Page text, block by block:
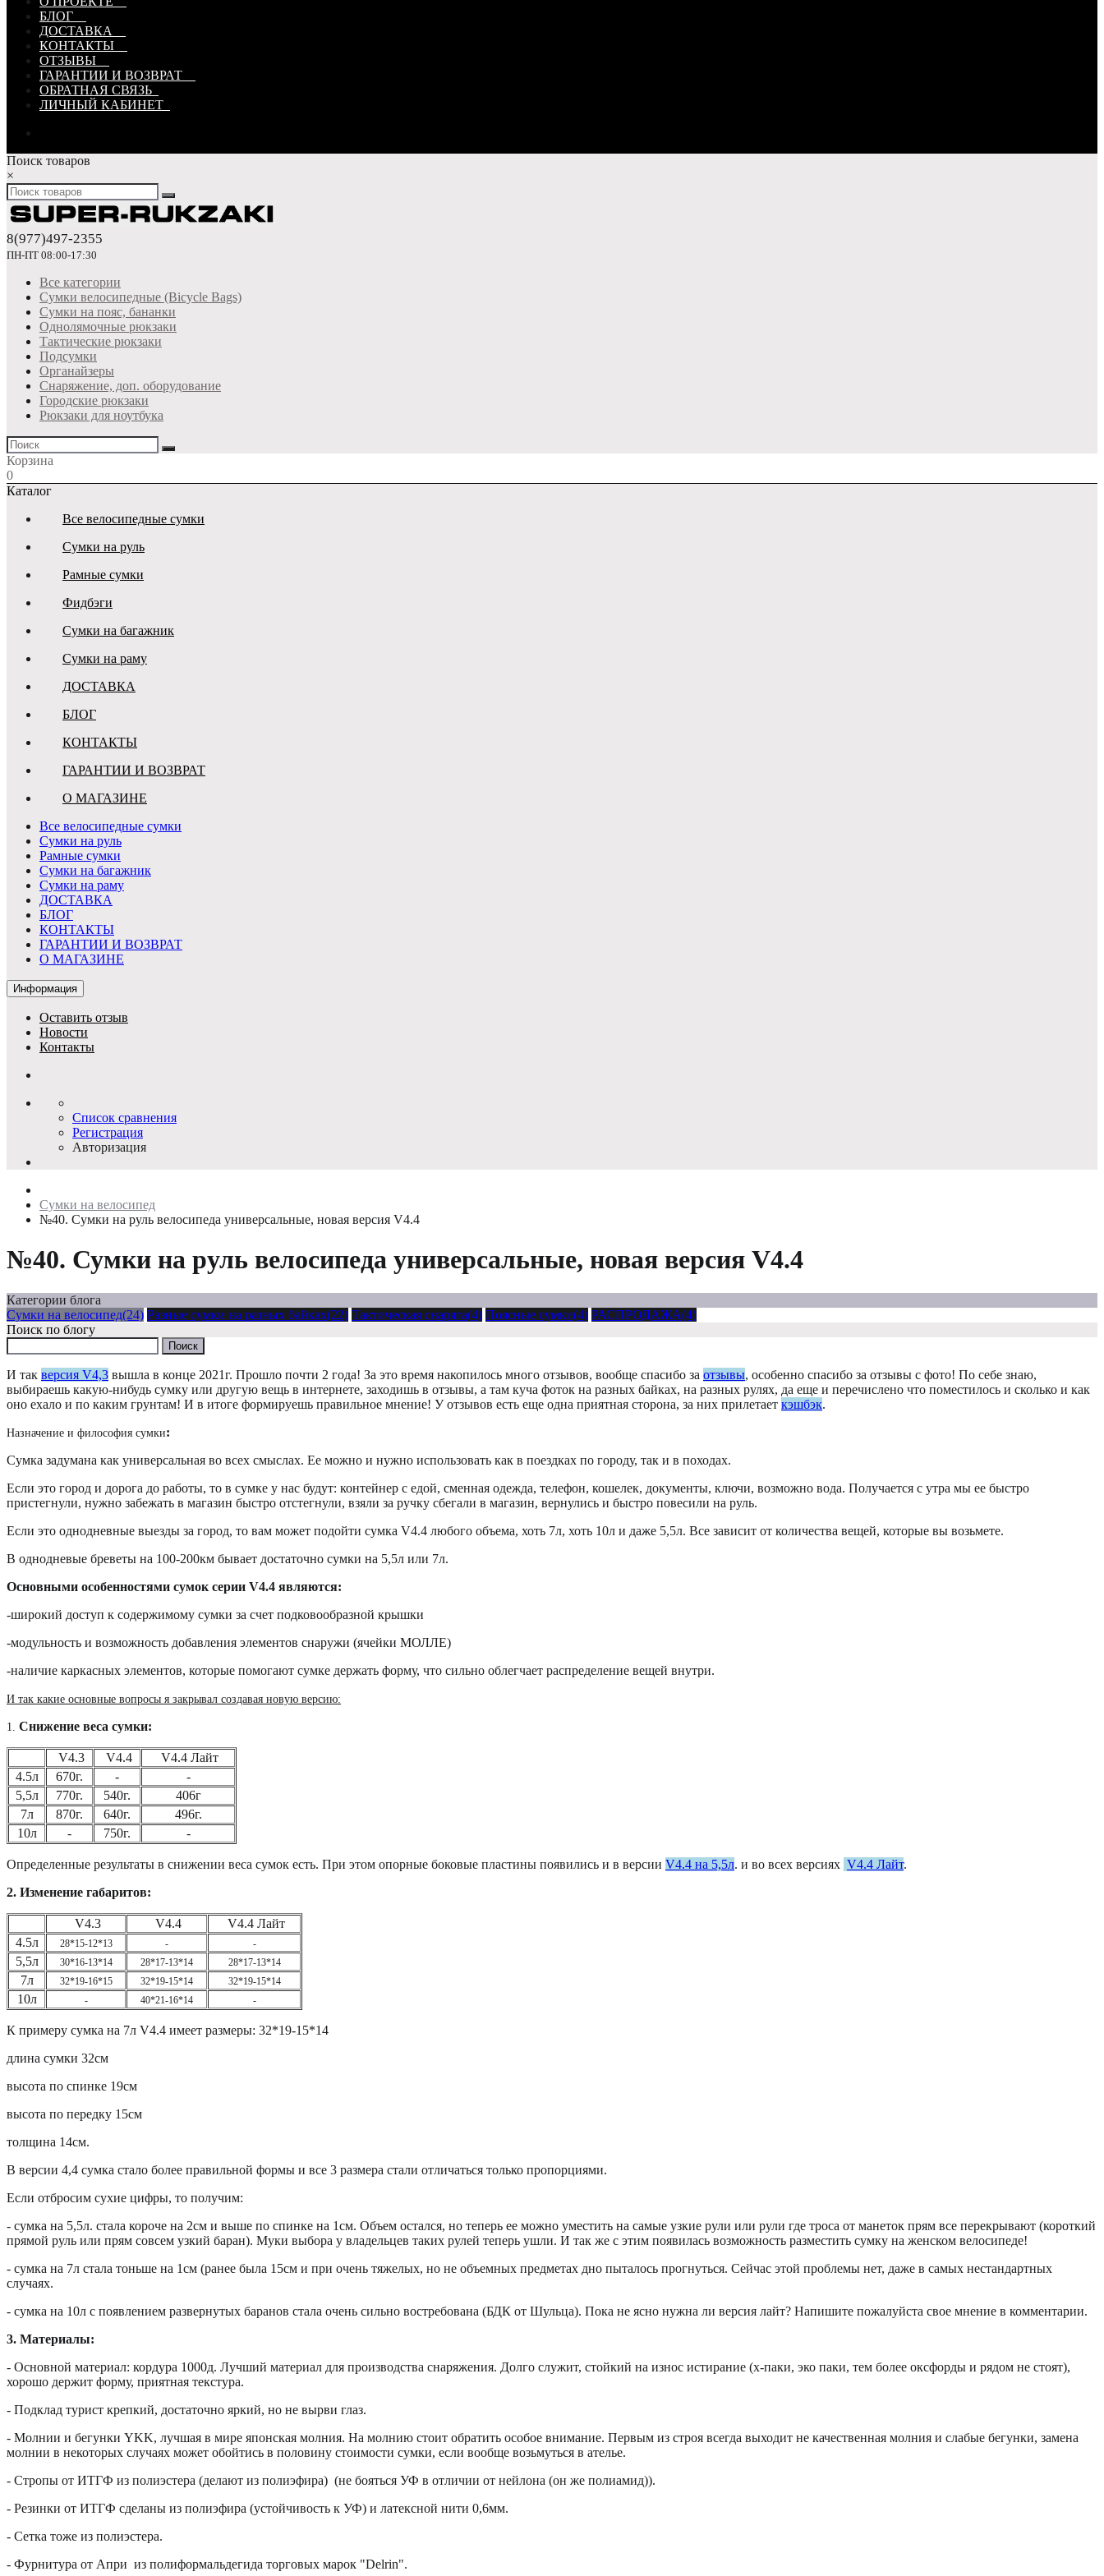
БЛОГ
ДОСТАВКА
КОНТАКТЫ
ОТЗЫВЫ
ГАРАНТИИ И ВОЗВРАТ
ОБРАТНАЯ СВЯЗЬ
ЛИЧНЫЙ КАБИНЕТ
Поиск товаров
×
8(977)497-2355
ПН-ПТ 08:00-17:30
Все категории
Сумки велосипедные (Bicycle Bags)
Сумки на пояс, бананки
Однолямочные рюкзаки
Тактические рюкзаки
Подсумки
Органайзеры
Снаряжение, доп. оборудование
Городские рюкзаки
Рюкзаки для ноутбука
Корзина
0
Каталог
Все велосипедные сумки
Сумки на руль
Рамные сумки
Фидбэги
Сумки на багажник
Сумки на раму
ДОСТАВКА
БЛОГ
КОНТАКТЫ
ГАРАНТИИ И ВОЗВРАТ
О МАГАЗИНЕ
Все велосипедные сумки
Сумки на руль
Рамные сумки
Сумки на багажник
Сумки на раму
ДОСТАВКА
БЛОГ
КОНТАКТЫ
ГАРАНТИИ И ВОЗВРАТ
О МАГАЗИНЕ
Информация
Оставить отзыв
Новости
Контакты
Список сравнения
Регистрация
Авторизация
Сумки на велосипед
№40. Сумки на руль велосипеда универсальные, новая версия V4.4
№40. Сумки на руль велосипеда универсальные, новая версия V4.4
Категории блога
Сумки на велосипед(24) Разные сумки на разных байках(22) Тактическая снаряга(4) Поясные сумки(4) РАСПРОДАЖА(4)
Поиск по блогу
И так версия V4,3 вышла в конце 2021г. Прошло почти 2 года! За это время накопилось много отзывов, вообще спасибо за отзывы, особенно спасибо за отзывы с фото! По себе знаю,
выбираешь какую-нибудь сумку или другую вещь в интернете, заходишь в отзывы, а там куча фоток на разных байках, на разных рулях, да еще и перечислено что поместилось и сколько и как
оно ехало и по каким грунтам! И в итоге формируешь правильное мнение! У отзывов есть еще одна приятная сторона, за них прилетает кэшбэк.
Назначение и философия сумки:
Сумка задумана как универсальная во всех смыслах. Ее можно и нужно использовать как в поездках по городу, так и в походах.
Если это город и дорога до работы, то в сумке у нас будут: контейнер с едой, сменная одежда, телефон, кошелек, документы, ключи, возможно вода. Получается с утра мы ее быстро
пристегнули, нужно забежать в магазин быстро отстегнули, взяли за ручку сбегали в магазин, вернулись и быстро повесили на руль.
Если это однодневные выезды за город, то вам может подойти сумка V4.4 любого объема, хоть 7л, хоть 10л и даже 5,5л. Все зависит от количества вещей, которые вы возьмете.
В однодневые бреветы на 100-200км бывает достаточно сумки на 5,5л или 7л.
Основными особенностями сумок серии V4.4 являются:
-широкий доступ к содержимому сумки за счет подковообразной крышки
-модульность и возможность добавления элементов снаружи (ячейки МОЛЛЕ)
-наличие каркасных элементов, которые помогают сумке держать форму, что сильно облегчает распределение вещей внутри.
И так какие основные вопросы я закрывал создавая новую версию:
1. Снижение веса сумки:
V4.3 V4.4
V4.4 Лайт
4.5л
670г. -
-
5,5л
770г. 540г.
406г
7л
870г. 640г.
496г.
10л
- 750г. -
Определенные результаты в снижении веса сумок есть. При этом опорные боковые пластины появились и в версии V4.4 на 5,5л. и во всех версиях V4.4 Лайт.
2. Изменение габаритов:
V4.3 V4.4
V4.4 Лайт
4.5л
28*15-12*13 - -
5,5л 30*16-13*14 28*17-13*14 28*17-13*14
7л 32*19-16*15 32*19-15*14 32*19-15*14
10л - 40*21-16*14 -
К примеру сумка на 7л V4.4 имеет размеры: 32*19-15*14
длина сумки 32см
высота по спинке 19см
высота по передку 15см
толщина 14см.
В версии 4,4 сумка стало более правильной формы и все 3 размера стали отличаться только пропорциями.
Если отбросим сухие цифры, то получим:
- сумка на 5,5л. стала короче на 2см и выше по спинке на 1см. Объем остался, но теперь ее можно уместить на самые узкие рули или рули где троса от манеток прям все перекрывают (короткий
прямой руль или прям совсем узкий баран). Муки выбора у владельцев таких рулей теперь ушли. И так же с этим появилась возможность разместить сумку на женском велосипеде!
- сумка на 7л стала тоньше на 1см (ранее была 15см и при очень тяжелых, но не объемных предметах дно пыталось прогнуться. Сейчас этой проблемы нет, даже в самых нестандартных
случаях.
- сумка на 10л с появлением развернутых баранов стала очень сильно востребована (БДК от Шульца). Пока не ясно нужна ли версия лайт? Напишите пожалуйста свое мнение в комментарии.
3. Материалы:
- Основной материал: кордура 1000д. Лучший материал для производства снаряжения. Долго служит, стойкий на износ истирание (х-паки, эко паки, тем более оксфорды и рядом не стоят),
хорошо держит форму, приятная текстура.
- Подклад турист крепкий, достаточно яркий, но не вырви глаз.
- Молнии и бегунки YKK, лучшая в мире японская молния. На молнию стоит обратить особое внимание. Первым из строя всегда выходит не качественная молния и слабые бегунки, замена
молнии в некоторых случаях может обойтись в половину стоимости сумки, если вообще возьмуться в ателье.
- Стропы от ИТГФ из полиэстера (делают из полиэфира) (не бояться УФ в отличии от нейлона (он же полиамид)).
- Резинки от ИТГФ сделаны из полиэфира (устойчивость к УФ) и латексной нити 0,6мм.
- Сетка тоже из полиэстера.
- Фурнитура от Апри из полиформальдегида торговых марок "Delrin".